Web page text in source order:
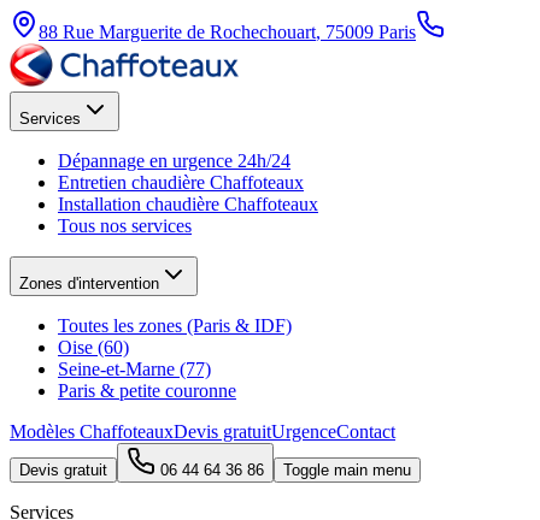
88 Rue Marguerite de Rochechouart, 75009 Paris
Services
Dépannage en urgence 24h/24
Entretien chaudière Chaffoteaux
Installation chaudière Chaffoteaux
Tous nos services
Zones d'intervention
Toutes les zones (Paris & IDF)
Oise (60)
Seine-et-Marne (77)
Paris & petite couronne
Modèles ChaffoteauxDevis gratuitUrgenceContact
Devis gratuit 06 44 64 36 86 Toggle main menu
Services